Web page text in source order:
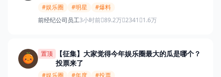
#娱乐圈 #明星
#爆料
前经纪公司员工3小时前 89.2万 2341 1.6万
置顶
【征集】大家觉得今年娱乐圈最大的瓜是哪个？
投票来了
#娱乐圈 #年度
#投票